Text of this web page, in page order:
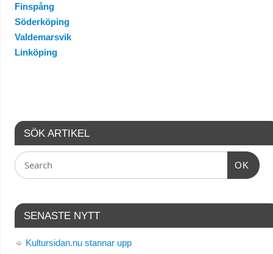
Finspång
Söderköping
Valdemarsvik
Linköping
SÖK ARTIKEL
OK
SENASTE NYTT
Kultursidan.nu stannar upp